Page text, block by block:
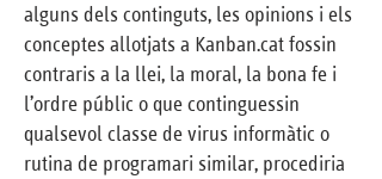
alguns dels continguts, les opinions i els
conceptes allotjats a Kanban.cat fossin
contraris a la llei, la moral, la bona fe i
l’ordre públic o que continguessin
qualsevol classe de virus informàtic o
rutina de programari similar, procediria